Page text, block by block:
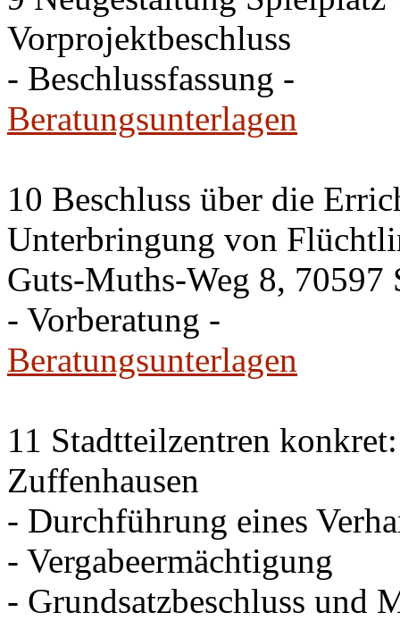
Vorprojektbeschluss
- Beschlussfassung -
Beratungsunterlagen
10 Beschluss über die
Unterbringung von
Guts-Muths-Weg 8, 70597
- Vorberatung -
Beratungsunterlagen
11 Stadtteilzentren
Zuffenhausen
- Durchführung eines
- Vergabeermächtigung
- Grundsatzbeschluss und